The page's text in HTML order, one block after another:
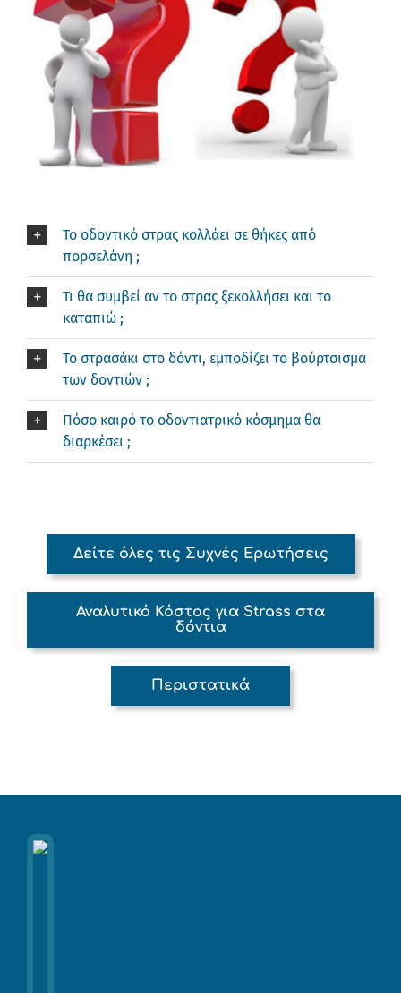
Το οδοντικό στρας κολλάει σε θήκες από
πορσελάνη ;
Τι θα συμβεί αν το στρας ξεκολλήσει και το
καταπιώ ;
Το στρασάκι στο δόντι, εμποδίζει το βούρτσισμα
των δοντιών ;
Πόσο καιρό το οδοντιατρικό κόσμημα θα
διαρκέσει ;
Δείτε όλες τις Συχνές Ερωτήσεις
Αναλυτικό Κόστος για Strass στα
δόντια
Περιστατικά